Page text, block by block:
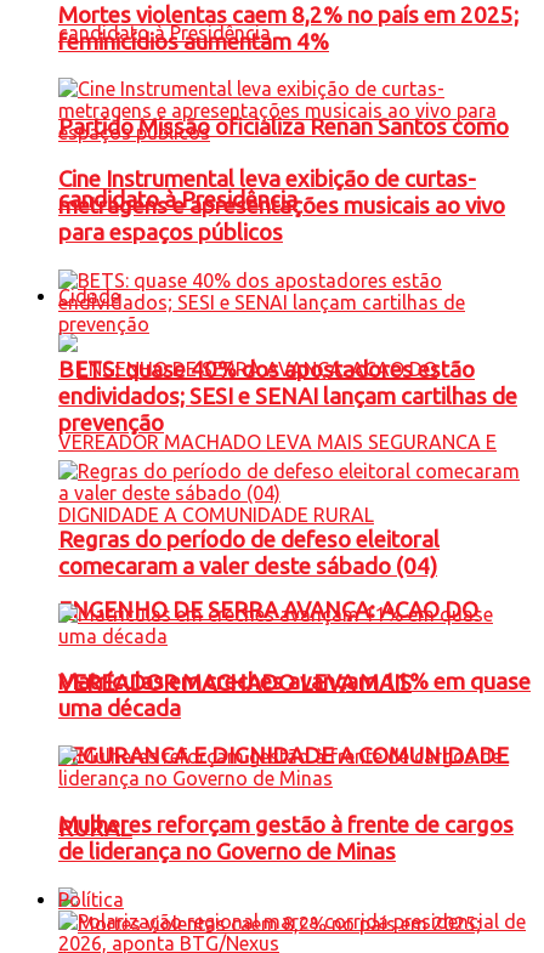
Partido Missão oficializa Renan Santos como
candidato à Presidência
Cidade
ENGENHO DE SERRA AVANÇA: ACAO DO
VEREADOR MACHADO LEVA MAIS
SEGURANCA E DIGNIDADE A COMUNIDADE
RURAL
Mortes violentas caem 8,2% no país em 2025;
feminicídios aumentam 4%
Cine Instrumental leva exibição de curtas-
metragens e apresentações musicais ao vivo
para espaços públicos
BETS: quase 40% dos apostadores estão
endividados; SESI e SENAI lançam cartilhas de
prevenção
Regras do período de defeso eleitoral
comecaram a valer deste sábado (04)
Matrículas em creches avançam 11% em quase
uma década
Mulheres reforçam gestão à frente de cargos
de liderança no Governo de Minas
Política